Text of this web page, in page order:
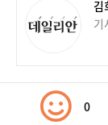
김
기
0